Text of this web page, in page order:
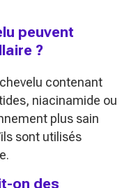
peuvent
?
contenant
niacinamide ou
plus sain
sont utilisés
on des